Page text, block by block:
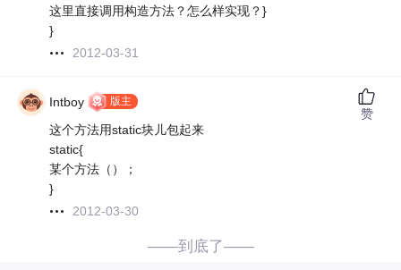
这里直接调用构造方法？怎么样实现？}
}
2012-03-31
Intboy 版主
这个方法用static块儿包起来
static{
某个方法（）；
}
2012-03-30
赞
——到底了——